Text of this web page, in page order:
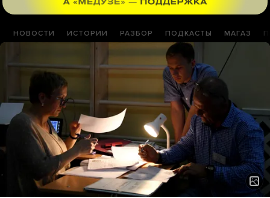
НОВОСТИ ИСТОРИИ РАЗБОР ПОДКАСТЫ МАГАЗ